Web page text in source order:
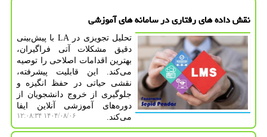
نقش داده های رفتاری در سامانه های آموزشی
تحلیل تجویزی در LA با پیش‌بینی
دقیق مشکلات آتی فراگیران،
بهترین اقدامات اصلاحی را توصیه
می‌کند. این قابلیت پیشرفته،
نقشی حیاتی در حفظ انگیزه و
جلوگیری از خروج دانشجویان از
دوره‌های آموزشی آنلاین ایفا
می‌کند.
۱۴۰۴/۰۸/۰۶ ۱۲:۰۸:۳۴